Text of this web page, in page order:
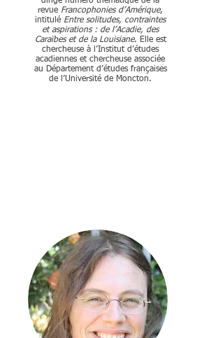
revue Francophonies d’Amérique,
intitulé Entre solitudes, contraintes
et aspirations : de l’Acadie, des
Caraïbes et de la Louisiane. Elle est
chercheuse à l’Institut d’études
acadiennes et chercheuse associée
au Département d’études françaises
de l’Université de Moncton.